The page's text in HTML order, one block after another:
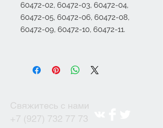
60472-02, 60472-03, 60472-04,
60472-05, 60472-06, 60472-08,
60472-09, 60472-10, 60472-11.
Свяжитесь с нами
+7 (927) 732 77 73